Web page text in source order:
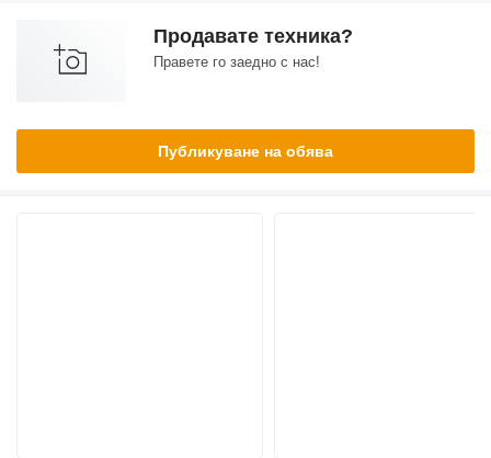
Продавате техника?
Правете го заедно с нас!
Публикуване на обява